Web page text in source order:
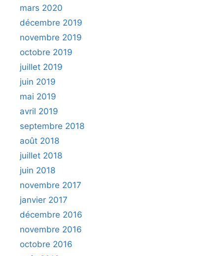
mars 2020
décembre 2019
novembre 2019
octobre 2019
juillet 2019
juin 2019
mai 2019
avril 2019
septembre 2018
août 2018
juillet 2018
juin 2018
novembre 2017
janvier 2017
décembre 2016
novembre 2016
octobre 2016